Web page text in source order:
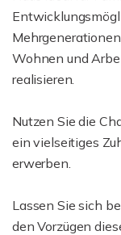
Wohnen und
realisieren.
Nutzen Sie die
ein vielseitiges
erwerben.
Lassen Sie sich
den Vorzügen